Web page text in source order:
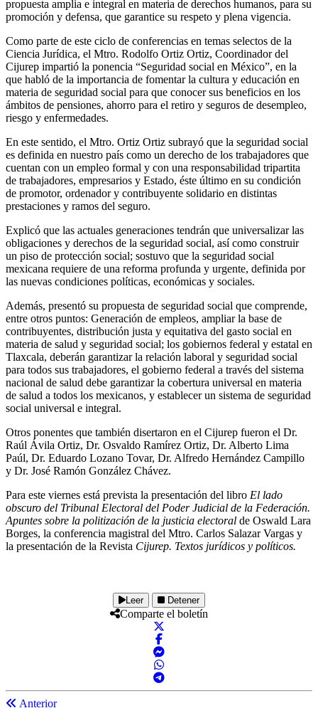
propuesta amplia e integral en materia de derechos humanos, para su
promoción y defensa, que garantice su respeto y plena vigencia.
Como parte de este ciclo de conferencias en temas selectos de la
Ciencia Jurídica, el Mtro. Rodolfo Ortiz Ortiz, Coordinador del
Cijurep impartió la ponencia “Seguridad social en México”, en la
que habló de la importancia de fomentar la cultura y educación en
materia de seguridad social para que conocer sus beneficios en los
ámbitos de pensiones, ahorro para el retiro y seguros de desempleo,
riesgo y enfermedades.
En este sentido, el Mtro. Ortiz Ortiz subrayó que la seguridad social
es definida en nuestro país como un derecho de los trabajadores que
cuentan con un empleo formal y con una responsabilidad tripartita
de trabajadores, empresarios y Estado, éste último en su condición
de promotor, ordenador y contribuyente solidario en distintas
prestaciones y ramos del seguro.
Explicó que las actuales generaciones tendrán que universalizar las
obligaciones y derechos de la seguridad social, así como construir
un piso de protección social; sostuvo que la seguridad social
mexicana requiere de una reforma profunda y urgente, definida por
las nuevas condiciones políticas, económicas y sociales.
Además, presentó su propuesta de seguridad social que comprende,
entre otros puntos: Generación de empleos, ampliar la base de
contribuyentes, distribución justa y equitativa del gasto social en
materia de salud y seguridad social; los gobiernos federal y estatal en
Tlaxcala, deberán garantizar la relación laboral y seguridad social
para todos sus trabajadores, el gobierno federal a través del sistema
nacional de salud debe garantizar la cobertura universal en materia
de salud a todos los mexicanos, y establecer un sistema de seguridad
social universal e integral.
Otros ponentes que también disertaron en el Cijurep fueron el Dr.
Raúl Ávila Ortiz, Dr. Osvaldo Ramírez Ortiz, Dr. Alberto Lima
Paúl, Dr. Eduardo Lozano Tovar, Dr. Alfredo Hernández Campillo
y Dr. José Ramón González Chávez.
Para este viernes está prevista la presentación del libro El lado
obscuro del Tribunal Electoral del Poder Judicial de la Federación.
Apuntes sobre la politización de la justicia electoral de Oswald Lara
Borges, la conferencia magistral del Mtro. Carlos Salazar Vargas y
la presentación de la Revista Cijurep. Textos jurídicos y políticos.
Leer Detener
Comparte el boletín
Anterior